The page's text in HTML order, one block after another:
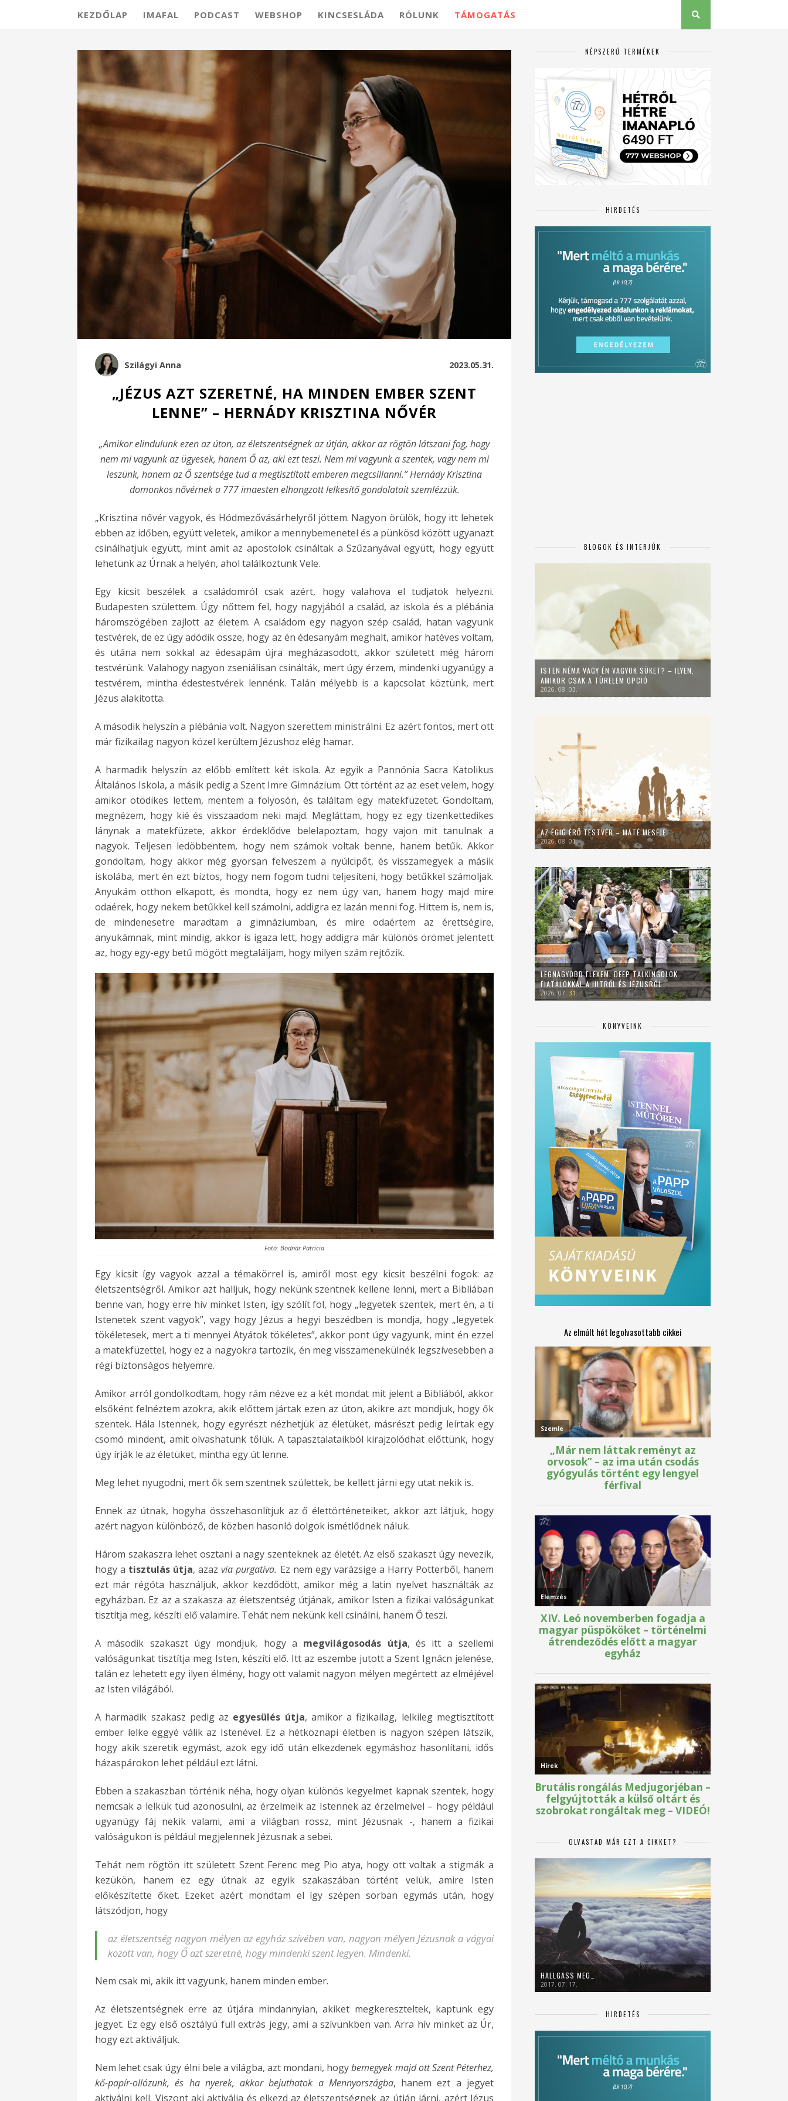
KEZDŐLAP IMAFAL PODCAST WEBSHOP KINCSESLÁDA RÓLUNK TÁMOGATÁS
Szilágyi Anna 2023.05.31.
„JÉZUS AZT SZERETNÉ, HA MINDEN EMBER SZENT
LENNE” – HERNÁDY KRISZTINA NŐVÉR
„Amikor elindulunk ezen az úton, az életszentségnek az útján, akkor az rögtön látszani fog, hogy
nem mi vagyunk az ügyesek, hanem Ő az, aki ezt teszi. Nem mi vagyunk a szentek, vagy nem mi
leszünk, hanem az Ő szentsége tud a megtisztított emberen megcsillanni.” Hernády Krisztina
domonkos nővérnek a 777 imaesten elhangzott lelkesítő gondolatait szemlézzük.
„Krisztina nővér vagyok, és Hódmezővásárhelyről jöttem. Nagyon örülök, hogy itt lehetek
ebben az időben, együtt veletek, amikor a mennybemenetel és a pünkösd között ugyanazt
csinálhatjuk együtt, mint amit az apostolok csináltak a Szűzanyával együtt, hogy együtt
lehetünk az Úrnak a helyén, ahol találkoztunk Vele.
Egy kicsit beszélek a családomról csak azért, hogy valahova el tudjatok helyezni.
Budapesten születtem. Úgy nőttem fel, hogy nagyjából a család, az iskola és a plébánia
háromszögében zajlott az életem. A családom egy nagyon szép család, hatan vagyunk
testvérek, de ez úgy adódik össze, hogy az én édesanyám meghalt, amikor hatéves voltam,
és utána nem sokkal az édesapám újra megházasodott, akkor született még három
testvérünk. Valahogy nagyon zseniálisan csinálták, mert úgy érzem, mindenki ugyanúgy a
testvérem, mintha édestestvérek lennénk. Talán mélyebb is a kapcsolat köztünk, mert
Jézus alakította.
A második helyszín a plébánia volt. Nagyon szerettem ministrálni. Ez azért fontos, mert ott
már fizikailag nagyon közel kerültem Jézushoz elég hamar.
A harmadik helyszín az előbb említett két iskola. Az egyik a Pannónia Sacra Katolikus
Általános Iskola, a másik pedig a Szent Imre Gimnázium. Ott történt az az eset velem, hogy
amikor ötödikes lettem, mentem a folyosón, és találtam egy matekfüzetet. Gondoltam,
megnézem, hogy kié és visszaadom neki majd. Megláttam, hogy ez egy tizenkettedikes
lánynak a matekfüzete, akkor érdeklődve belelapoztam, hogy vajon mit tanulnak a
nagyok. Teljesen ledöbbentem, hogy nem számok voltak benne, hanem betűk. Akkor
gondoltam, hogy akkor még gyorsan felveszem a nyúlcipőt, és visszamegyek a másik
iskolába, mert én ezt biztos, hogy nem fogom tudni teljesíteni, hogy betűkkel számoljak.
Anyukám otthon elkapott, és mondta, hogy ez nem úgy van, hanem hogy majd mire
odaérek, hogy nekem betűkkel kell számolni, addigra ez lazán menni fog. Hittem is, nem is,
de mindenesetre maradtam a gimnáziumban, és mire odaértem az érettségire,
anyukámnak, mint mindig, akkor is igaza lett, hogy addigra már különös örömet jelentett
az, hogy egy-egy betű mögött megtaláljam, hogy milyen szám rejtőzik.
Fotó: Bodnár Patrícia
Egy kicsit így vagyok azzal a témakörrel is, amiről most egy kicsit beszélni fogok: az
életszentségről. Amikor azt halljuk, hogy nekünk szentnek kellene lenni, mert a Bibliában
benne van, hogy erre hív minket Isten, így szólít föl, hogy „legyetek szentek, mert én, a ti
Istenetek szent vagyok”, vagy hogy Jézus a hegyi beszédben is mondja, hogy „legyetek
tökéletesek, mert a ti mennyei Atyátok tökéletes”, akkor pont úgy vagyunk, mint én ezzel
a matekfüzettel, hogy ez a nagyokra tartozik, én meg visszamenekülnék legszívesebben a
régi biztonságos helyemre.
Amikor arról gondolkodtam, hogy rám nézve ez a két mondat mit jelent a Bibliából, akkor
elsőként felnéztem azokra, akik előttem jártak ezen az úton, akikre azt mondjuk, hogy ők
szentek. Hála Istennek, hogy egyrészt nézhetjük az életüket, másrészt pedig leírtak egy
csomó mindent, amit olvashatunk tőlük. A tapasztalataikból kirajzolódhat előttünk, hogy
úgy írják le az életüket, mintha egy út lenne.
Meg lehet nyugodni, mert ők sem szentnek születtek, be kellett járni egy utat nekik is.
Ennek az útnak, hogyha összehasonlítjuk az ő élettörténeteiket, akkor azt látjuk, hogy
azért nagyon különböző, de közben hasonló dolgok ismétlődnek náluk.
Három szakaszra lehet osztani a nagy szenteknek az életét. Az első szakaszt úgy nevezik,
hogy a tisztulás útja, azazvia purgatíva. Ez nem egy varázsige a Harry Potterből, hanem
ezt már régóta használjuk, akkor kezdődött, amikor még a latin nyelvet használták az
egyházban. Ez az a szakasza az életszentség útjának, amikor Isten a fizikai valóságunkat
tisztítja meg, készíti elő valamire. Tehát nem nekünk kell csinálni, hanem Ő teszi.
A második szakaszt úgy mondjuk, hogy a megvilágosodás útja, és itt a szellemi
valóságunkat tisztítja meg Isten, készíti elő. Itt az eszembe jutott a Szent Ignácn jelenése,
talán ez lehetett egy ilyen élmény, hogy ott valamit nagyon mélyen megértett az elméjével
az Isten világából.
A harmadik szakasz pedig az egyesülés útja, amikor a fizikailag, lelkileg megtisztított
ember lelke eggyé válik az Istenével. Ez a hétköznapi életben is nagyon szépen látszik,
hogy akik szeretik egymást, azok egy idő után elkezdenek egymáshoz hasonlítani, idős
házaspárokon lehet például ezt látni.
Ebben a szakaszban történik néha, hogy olyan különös kegyelmet kapnak szentek, hogy
nemcsak a lelkük tud azonosulni, az érzelmeik az Istennek az érzelmeivel – hogy például
ugyanúgy fáj nekik valami, ami a világban rossz, mint Jézusnak -, hanem a fizikai
valóságukon is például megjelennek Jézusnak a sebei.
Tehát nem rögtön itt született Szent Ferenc meg Pio atya, hogy ott voltak a stigmák a
kezükön, hanem ez egy útnak az egyik szakaszában történt velük, amire Isten
előkészítette őket. Ezeket azért mondtam el így szépen sorban egymás után, hogy
látszódjon, hogy
az életszentség nagyon mélyen az egyház szívében van, nagyon mélyen Jézusnak a vágyai
között van, hogy Ő azt szeretné, hogy mindenki szent legyen. Mindenki.
Nem csak mi, akik itt vagyunk, hanem minden ember.
Az életszentségnek erre az útjára mindannyian, akiket megkereszteltek, kaptunk egy
jegyet. Ez egy első osztályú full extrás jegy, ami a szívünkben van. Arra hív minket az Úr,
hogy ezt aktiváljuk.
Nem lehet csak úgy élni bele a világba, azt mondani, hogybemegyek majd ott Szent Péterhez,
kő-papír-ollózunk, és ha nyerek, akkor bejuthatok a Mennyországba, hanem ezt a jegyet
aktiválni kell. Viszont aki aktiválja és elkezd az életszentségnek az útján járni, azért Jézus
NÉPSZERŰ TERMÉKEK
HIRDETÉS
BLOGOK ÉS INTERJÚK
ISTEN NÉMA VAGY ÉN VAGYOK SÜKET? – ILYEN,
AMIKOR CSAK A TÜRELEM OPCIÓ
2026. 08. 03.
AZ ÉGIG ÉRŐ TESTVÉR – MÁTÉ MESÉJE
2026. 08. 01.
LEGNAGYOBB FLEXEM: DEEP TALKINGOLOK
FIATALOKKAL A HITRŐL ÉS JÉZUSRÓL
2026. 07. 31.
KÖNYVEINK
Az elmúlt hét legolvasottabb cikkei
OLVASTAD MÁR EZT A CIKKET?
HALLGASS MEG…
2017. 07. 17.
HIRDETÉS